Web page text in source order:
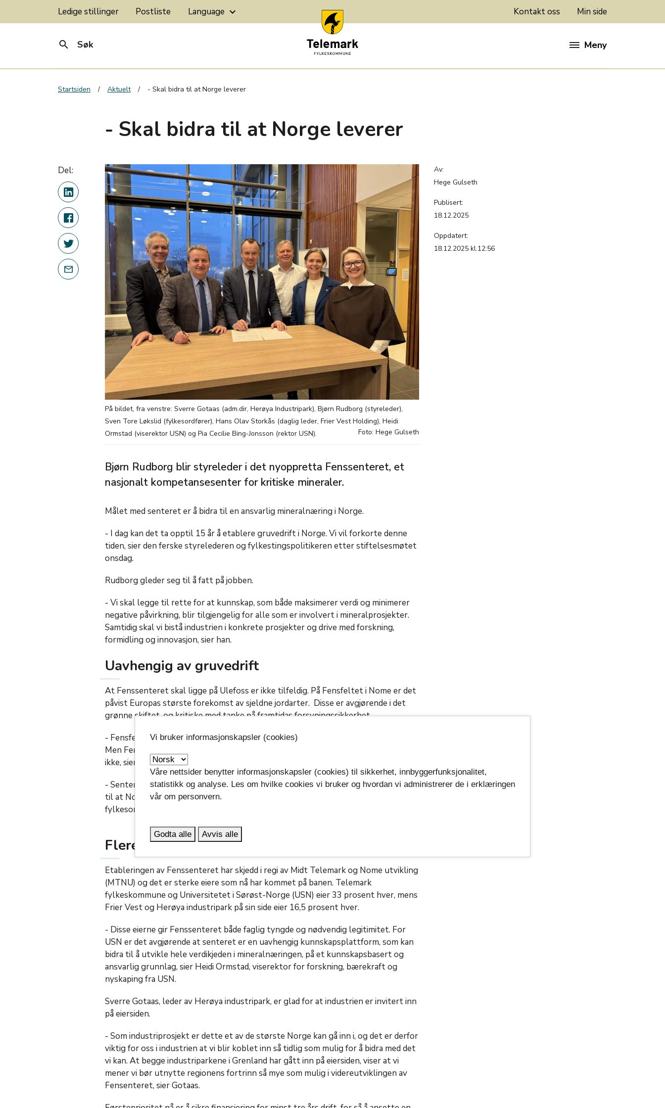
Ledige stillinger Postliste Language keyboard_arrow_down Kontakt oss Min side
search Søk Meny
Startsiden Aktuelt - Skal bidra til at Norge leverer
- Skal bidra til at Norge leverer
Del:
På bildet, fra venstre: Sverre Gotaas (adm.dir, Herøya Industripark), Bjørn Rudborg (styreleder),
Sven Tore Løkslid (fylkesordfører), Hans Olav Storkås (daglig leder, Frier Vest Holding), Heidi
Ormstad (viserektor USN) og Pia Cecilie Bing-Jonsson (rektor USN).
Foto: Hege Gulseth
Av:
Hege Gulseth
Publisert:
18.12.2025
Oppdatert:
18.12.2025 kl.12:56
Bjørn Rudborg blir styreleder i det nyoppretta Fenssenteret, et
nasjonalt kompetansesenter for kritiske mineraler.
Målet med senteret er å bidra til en ansvarlig mineralnæring i Norge.
- I dag kan det ta opptil 15 år å etablere gruvedrift i Norge. Vi vil forkorte denne
tiden, sier den ferske styrelederen og fylkestingspolitikeren etter stiftelsesmøtet
onsdag.
Rudborg gleder seg til å fatt på jobben.
- Vi skal legge til rette for at kunnskap, som både maksimerer verdi og minimerer
negative påvirkning, blir tilgjengelig for alle som er involvert i mineralprosjekter.
Samtidig skal vi bistå industrien i konkrete prosjekter og drive med forskning,
formidling og innovasjon, sier han.
Uavhengig av gruvedrift
At Fenssenteret skal ligge på Ulefoss er ikke tilfeldig. På Fensfeltet i Nome er det
påvist Europas største forekomst av sjeldne jordarter. Disse er avgjørende i det
grønne skiftet, og kritiske med tanke på framtidas forsyningssikkerhet.
- Fensfeltet er en døråpner for oss og funnene her vekker internasjonal oppsikt.
Men Fenssenteret skal drives uavhengig om det blir gruvedrift på Ulefoss eller
ikke, sier Rudborg og får støtte av fylkesordfører Sven Tore Løkslid:
- Senteret skal være et overordnet, uavhengig og tverrfaglig organ og skal bidra
til at Norge leverer på det som er bestemt i den nasjonale mineralstrategien, sier
fylkesordføreren.
Flere eiere
Etableringen av Fenssenteret har skjedd i regi av Midt Telemark og Nome utvikling
(MTNU) og det er sterke eiere som nå har kommet på banen. Telemark
fylkeskommune og Universitetet i Sørøst-Norge (USN) eier 33 prosent hver, mens
Frier Vest og Herøya industripark på sin side eier 16,5 prosent hver.
- Disse eierne gir Fenssenteret både faglig tyngde og nødvendig legitimitet. For
USN er det avgjørende at senteret er en uavhengig kunnskapsplattform, som kan
bidra til å utvikle hele verdikjeden i mineralnæringen, på et kunnskapsbasert og
ansvarlig grunnlag, sier Heidi Ormstad, viserektor for forskning, bærekraft og
nyskaping fra USN.
Sverre Gotaas, leder av Herøya industripark, er glad for at industrien er invitert inn
på eiersiden.
- Som industriprosjekt er dette et av de største Norge kan gå inn i, og det er derfor
viktig for oss i industrien at vi blir koblet inn så tidlig som mulig for å bidra med det
vi kan. At begge industriparkene i Grenland har gått inn på eiersiden, viser at vi
mener vi bør utnytte regionens fortrinn så mye som mulig i videreutviklingen av
Fensenteret, sier Gotaas.
Vi bruker informasjonskapsler (cookies)
Våre nettsider benytter informasjonskapsler (cookies) til sikkerhet, innbyggerfunksjonalitet,
statistikk og analyse. Les om hvilke cookies vi bruker og hvordan vi administrerer de i erklæringen
vår om personvern.
Godta alle Avvis alle